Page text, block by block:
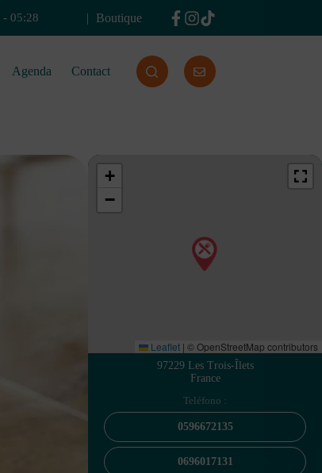
- 05:28 Boutique
Agenda Contact
+
−
Leaflet | © OpenStreetMap contributors
97229 Les Trois-Îlets
France
Teléfono :
0596672135
0696017131